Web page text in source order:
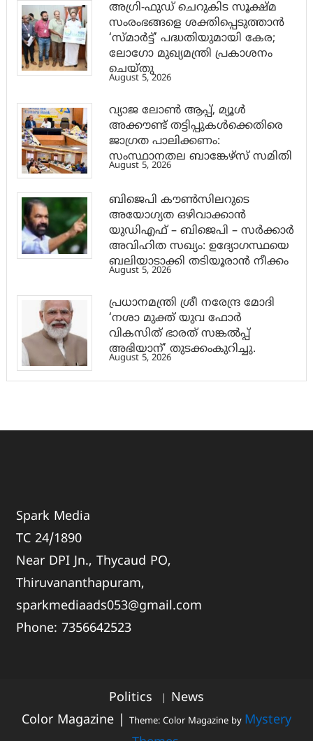
അഗ്രി-ഫുഡ് ചെറുകിട സൂക്ഷ്മ
സംരംഭങ്ങളെ ശക്തിപ്പെടുത്താന്‍
‘സ്മാര്‍ട്ട്’ പദ്ധതിയുമായി കേര;
ലോഗോ മുഖ്യമന്ത്രി പ്രകാശനം
ചെയ്തു
August 5, 2026
വ്യാജ ലോൺ ആപ്പ്, മ്യൂൾ
അക്കൗണ്ട് തട്ടിപ്പുകൾക്കെതിരെ
ജാ​ഗ്രത പാലിക്കണം:
സംസ്ഥാനതല ബാങ്കേഴ്സ് സമിതി
August 5, 2026
ബിജെപി കൗൺസിലറുടെ
അയോഗ്യത ഒഴിവാക്കാൻ
യുഡിഎഫ് – ബിജെപി – സർക്കാർ
അവിഹിത സഖ്യം: ഉദ്യോഗസ്ഥയെ
ബലിയാടാക്കി തടിയൂരാൻ നീക്കം
August 5, 2026
പ്രധാനമന്ത്രി ശ്രീ നരേന്ദ്ര മോദി
‘നശാ മുക്ത് യുവ ഫോർ
വികസിത് ഭാരത് സങ്കൽപ്പ്
അഭിയാന്’ തുടക്കംകുറിച്ചു.
August 5, 2026
Spark Media
TC 24/1890
Near DPI Jn., Thycaud PO,
Thiruvananthapuram,
sparkmediaads053@gmail.com
Phone:7356642523
Politics
News
Color Magazine
Theme: Color Magazine by Mystery